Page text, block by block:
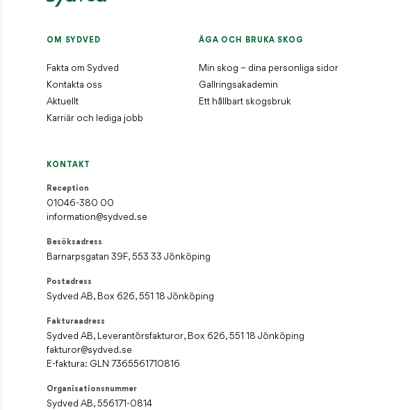
Besöksadress
Barnarpsgatan 39F, 553 33 Jönköping
Sydved AB, Leverantörsfakturor, Box 626, 551 18 Jönköping
Sydved AB, 556171-0814
Styrelsens säte
OM SYDVED
Fakta om Sydved
Kontakta oss
Aktuellt
Karriär och lediga jobb
ÄGA OCH BRUKA SKOG
Min skog – dina personliga sidor
Gallringsakademin
Ett hållbart skogsbruk
KONTAKT
Reception
01046-380 00
information@sydved.se
Besöksadress
Barnarpsgatan 39F, 553 33 Jönköping
Postadress
Sydved AB, Box 626, 551 18 Jönköping
Fakturaadress
Sydved AB, Leverantörsfakturor, Box 626, 551 18 Jönköping
fakturor@sydved.se
E-faktura: GLN 7365561710816
Organisationsnummer
Sydved AB, 556171-0814